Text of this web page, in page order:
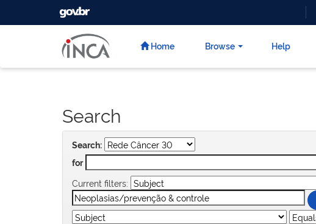
GOVBR
Home Browse Help
Search
Search:
for
Current filters: